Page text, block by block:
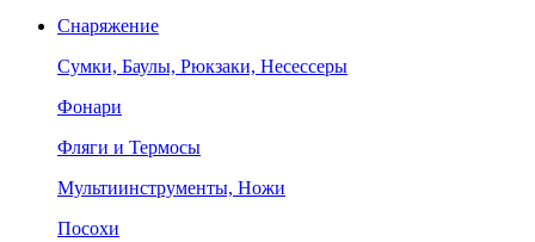
Снаряжение
Сумки, Баулы, Рюкзаки, Несессеры
Фонари
Фляги и Термосы
Мультиинструменты, Ножи
Посохи